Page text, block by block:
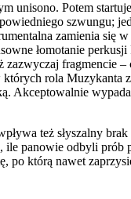
unisono. Potem
szwungu;
zamienia się
łomotanie
fragmencie –
rola
Akceptowalnie
też słyszalny
panowie odbyli prób
po którą nawet